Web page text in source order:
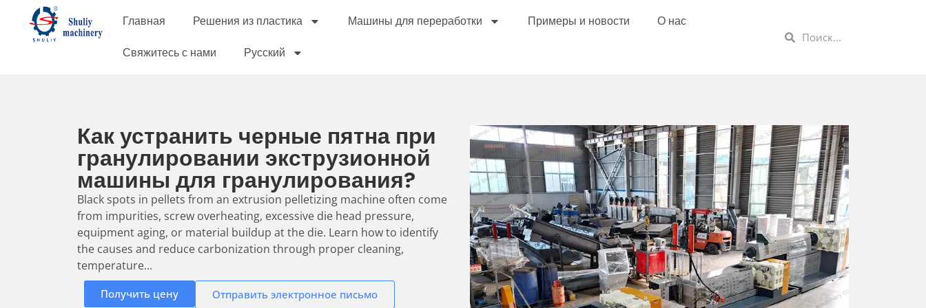
Главная Решения из пластика Машины для переработки Примеры и новости
О нас
Свяжитесь с нами
Русский
Как устранить черные пятна при
гранулировании экструзионной
машины для гранулирования?
Black spots in pellets from an extrusion pelletizing machine often come
from impurities, screw overheating, excessive die head pressure,
equipment aging, or material buildup at the die. Learn how to identify
the causes and reduce carbonization through proper cleaning,
temperature...
Получить цену Отправить электронное письмо